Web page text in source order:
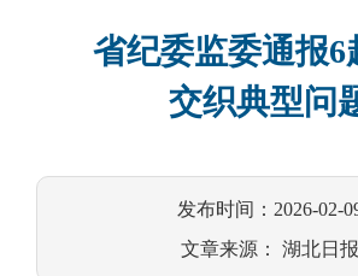
省纪委监委通报6
交织典型问
发布时间：2026-02-
文章来源： 湖北日报